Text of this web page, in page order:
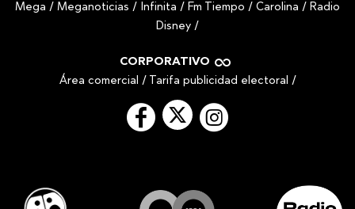
Mega / Meganoticias / Infinita / Fm Tiempo / Carolina / Radio
Disney /
CORPORATIVO
Área comercial / Tarifa publicidad electoral /